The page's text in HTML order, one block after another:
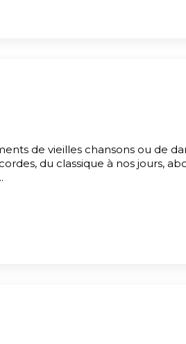
de vieilles chansons ou de
du classique à nos jours,